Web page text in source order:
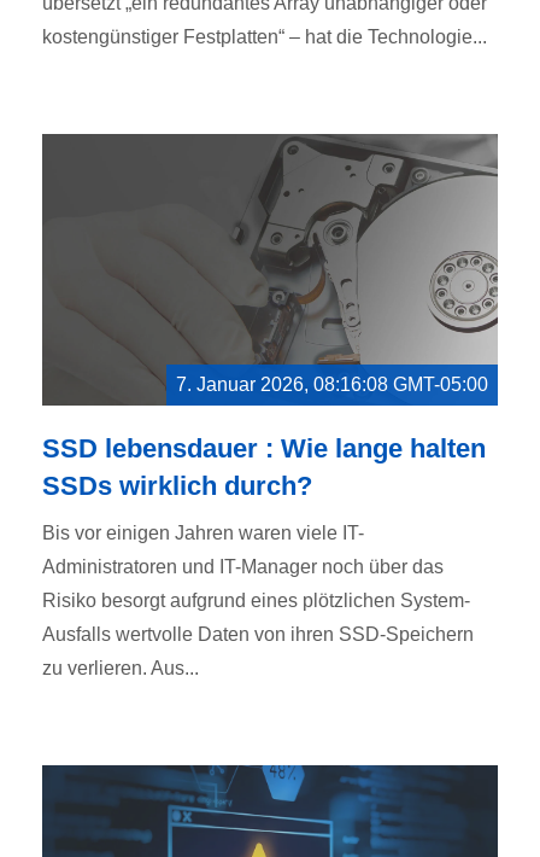
kostengünstiger Festplatten“ – hat die Technologie...
7. Januar 2026, 08:16:08 GMT-05:00
SSD lebensdauer : Wie lange halten
SSDs wirklich durch?
Bis vor einigen Jahren waren viele IT-
Administratoren und IT-Manager noch über das
Risiko besorgt aufgrund eines plötzlichen System-
Ausfalls wertvolle Daten von ihren SSD-Speichern
zu verlieren. Aus...